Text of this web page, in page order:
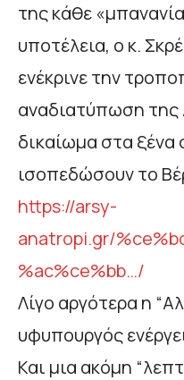
της κάθε
υποτέλεια, ο κ.
ενέκρινε την
αναδιατύπωση της
δικαίωμα στα
ισοπεδώσουν το
https://arsy-
anatropi.gr/
%ac%ce%bb…/
Λίγο αργότερα η
υφυπουργός
Και μια ακόμη